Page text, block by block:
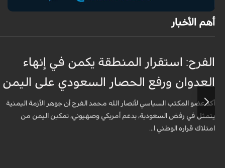
أهم الأخبار
الفرح: استقرار المنطقة يكمن في إنهاء
العدوان ورفع الحصار السعودي على اليمن
أكد عضو المكتب السياسي لأنصار الله محمد الفرح أن جوهر الأزمة اليمنية
يتمثل في رفض السعودية، بدعم أمريكي وصهيوني، تمكين اليمن من
امتلاك قراره الوطني ا...